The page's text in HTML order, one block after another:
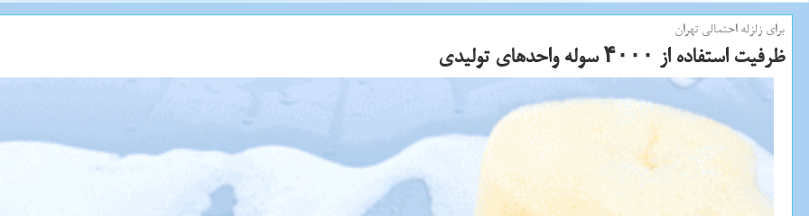
برای زلزله احتمالی تهران
ظرفیت استفاده از ۴۰۰۰ سوله واحدهای تولیدی